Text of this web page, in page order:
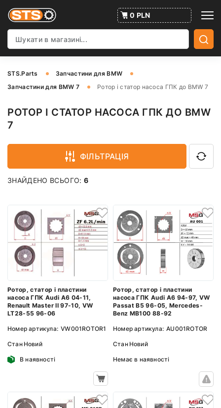
0 PLN
STS.Parts
Запчастини для BMW
Запчастини для BMW 7
Ротор і статор насоса ГПК до BMW 7
РОТОР І СТАТОР НАСОСА ГПК ДО BMW
7
ФІЛЬТРАЦІЯ
ЗНАЙДЕНО ВСЬОГО: 6
Ротор, статор і пластини
насоса ГПК Audi A6 04-11,
Renault Master II 97-10, VW
LT28-55 96-06
Номер артикула: VW001ROTOR1
Стан Новий
В наявності
Ротор, статор і пластини
насоса ГПК Audi A6 94-97, VW
Passat B5 96-05, Mercedes-
Benz MB100 88-92
Номер артикула: AU001ROTOR
Стан Новий
Немає в наявності